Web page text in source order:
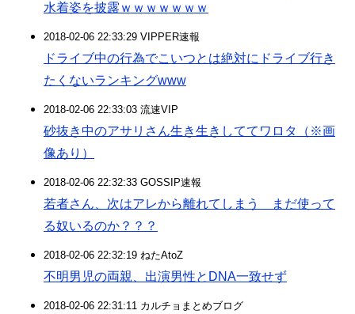
水着姿を披露ｗｗｗｗｗｗｗ
2018-02-06 22:33:29 VIPPER速報
ドライブ中の行為でこいつとは絶対にドライブ行き
たくないランキングwww
2018-02-06 22:33:03 流速VIP
砂抜き中のアサリさん生き生きしててワロタ（※画
像あり）
2018-02-06 22:32:33 GOSSIP速報
若者さん、次はアレから離れてしまう まだ使って
る奴いるのか？？？
2018-02-06 22:32:19 ねたAtoZ
不明男児の両親、出演男性とDNA一致せず
2018-02-06 22:31:11 カルチョまとめブログ